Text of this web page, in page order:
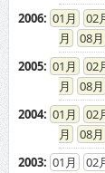
2006: 01 02
08
2005: 01 02
08
2004: 01 02
08
2003: 01 02